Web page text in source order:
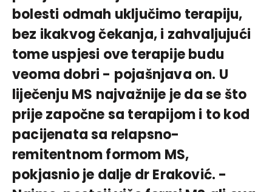
bolesti odmah uključimo terapiju,
bez ikakvog čekanja, i zahvaljujući
tome uspjesi ove terapije budu
veoma dobri - pojašnjava on. U
liječenju MS najvažnije je da se što
prije započne sa terapijom i to kod
pacijenata sa relapsno-
remitentnom formom MS,
pokjasnio je dalje dr Eraković. -